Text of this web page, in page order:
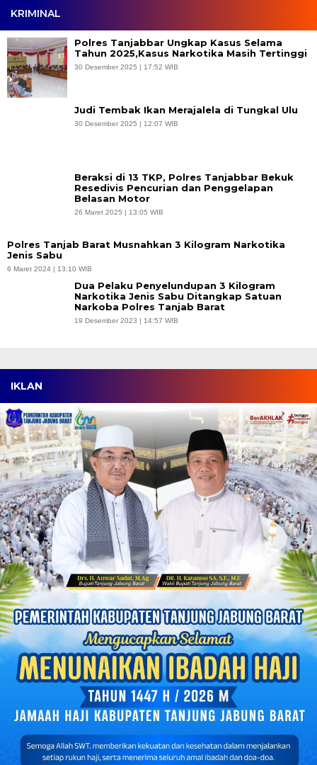
KRIMINAL
Polres Tanjabbar Ungkap Kasus Selama
Tahun 2025,Kasus Narkotika Masih Tertinggi
30 Desember 2025 | 17:52 WIB
Judi Tembak Ikan Merajalela di Tungkal Ulu
30 Desember 2025 | 12:07 WIB
Beraksi di 13 TKP, Polres Tanjabbar Bekuk
Resedivis Pencurian dan Penggelapan
Belasan Motor
26 Maret 2025 | 13:05 WIB
Polres Tanjab Barat Musnahkan 3 Kilogram Narkotika
Jenis Sabu
6 Maret 2024 | 13:10 WIB
Dua Pelaku Penyelundupan 3 Kilogram
Narkotika Jenis Sabu Ditangkap Satuan
Narkoba Polres Tanjab Barat
19 Desember 2023 | 14:57 WIB
IKLAN